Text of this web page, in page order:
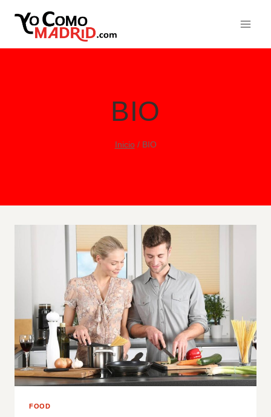
contenido
BIO
Inicio / BIO
FOOD